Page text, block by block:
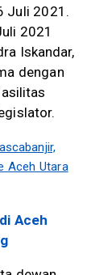
Juli 2021.
2021
Iskandar,
dengan
Aceh Utara
Aceh